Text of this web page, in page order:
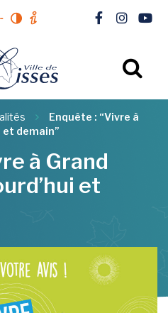
la taille du texte
Diminuer la taille du texte
Modifier le contrastre du site
Plus d'info surLien vers
LienLien
Enquête : “Vivre à
et demain”
à Grand
et